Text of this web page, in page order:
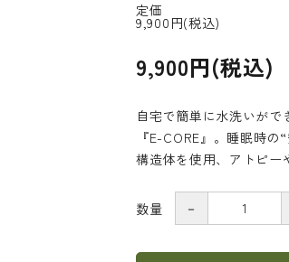
定価
9,900円(税込)
9,900円(税込)
自宅で簡単に水洗いが
『E-CORE』。睡眠時
構造体を使用、アトピー
数量 －